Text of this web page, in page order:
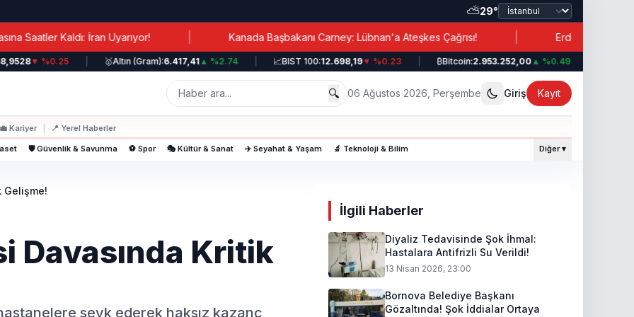
⛅29°
Kaldı: İran Uyarıyor! | Kanada Başbakanı Carney: Lübnan'a Ateşkes Çağrısı! | Erdoğan’dan İran’a İşbirliği
▼ %0.25 | Altın (Gram):6.417,41▲ %2.74 | BIST 100:12.698,19▼ %0.23 | Bitcoin:2.953.252,00▲ %0.49 |
🔍 06 Ağustos 2026, Perşembe Giriş Kayıt
💼 Kariyer 📍 Yerel Haberler
🛡️ Güvenlik & Savunma ⚽ Spor 🎭 Kültür & Sanat ✈️ Seyahat & Yaşam 🔬 Teknoloji & Bilim Diğer ▾
Gelişme!
Davasında Kritik
sevk ederek haksız kazanç
İlgili Haberler
Diyaliz Tedavisinde Şok İhmal:
Hastalara Antifrizli Su Verildi!
13 Nisan 2026, 23:00
Bornova Belediye Başkanı
Gözaltında! Şok İddialar Ortaya